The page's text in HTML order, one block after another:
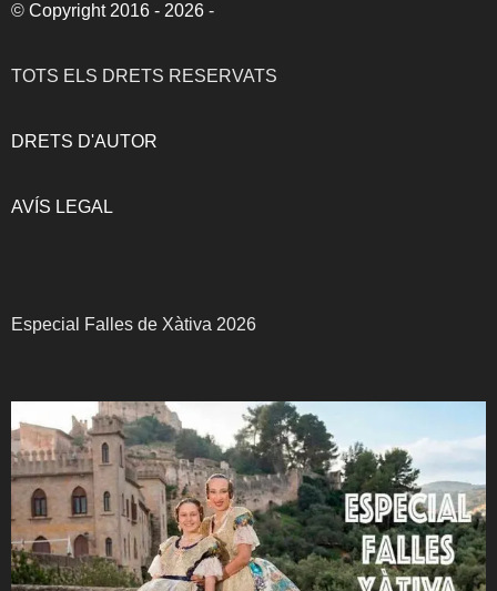
© Copyright 2016 - 2026 -
TOTS ELS DRETS RESERVATS
DRETS D'AUTOR
AVÍS LEGAL
Especial Falles de Xàtiva 2026